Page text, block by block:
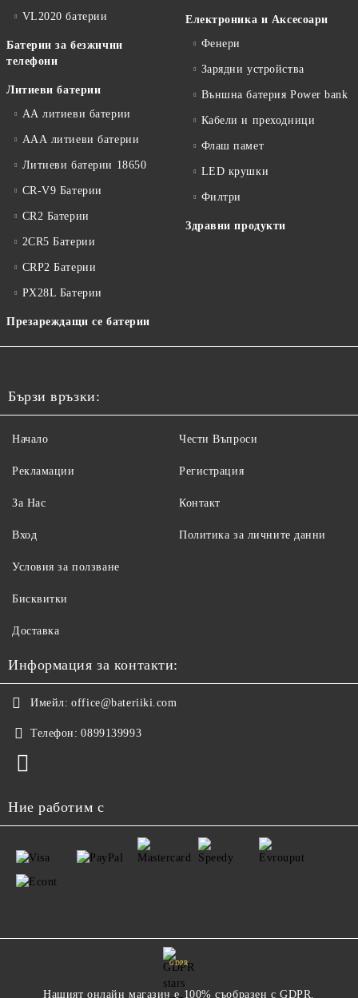
VL2020 батерии
Батерии за безжични
телефони
Литиеви батерии
АА литиеви батерии
ААА литиеви батерии
Литиеви батерии 18650
CR-V9 Батерии
CR2 Батерии
2CR5 Батерии
CRP2 Батерии
PX28L Батерии
Презареждащи се батерии
Електроника и Аксесоари
Фенери
Зарядни устройства
Външна батерия Power bank
Кабели и преходници
Флаш памет
LED крушки
Филтри
Здравни продукти
Бързи връзки:
Начало
Рекламации
За Нас
Вход
Чести Въпроси
Регистрация
Контакт
Политика за личните данни
Условия за ползване
Бисквитки
Доставка
Информация за контакти:
Имейл: office@bateriiki.com
Телефон: 0899139993
Ние работим с
GDPR
Нашият онлайн магазин е 100% съобразен с GDPR.